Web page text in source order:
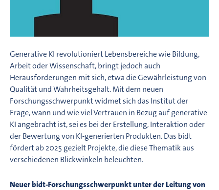
Generative KI revolutioniert Lebensbereiche wie Bildung,
Arbeit oder Wissenschaft, bringt jedoch auch
Herausforderungen mit sich, etwa die Gewährleistung von
Qualität und Wahrheitsgehalt. Mit dem neuen
Forschungsschwerpunkt widmet sich das Institut der
Frage, wann und wie viel Vertrauen in Bezug auf generative
KI angebracht ist, sei es bei der Erstellung, Interaktion oder
der Bewertung von KI-generierten Produkten. Das bidt
fördert ab 2025 gezielt Projekte, die diese Thematik aus
verschiedenen Blickwinkeln beleuchten.
Neuer bidt-Forschungsschwerpunkt unter der Leitung von